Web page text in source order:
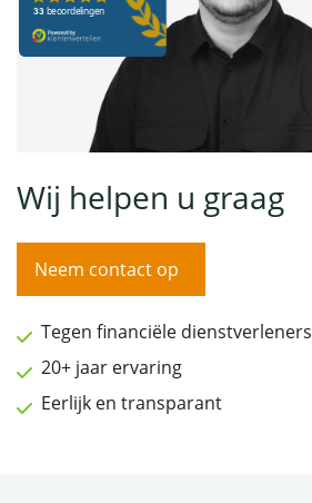
Wij helpen u graag
Neem contact op
Tegen financiële dienstverleners
20+ jaar ervaring
Eerlijk en transparant